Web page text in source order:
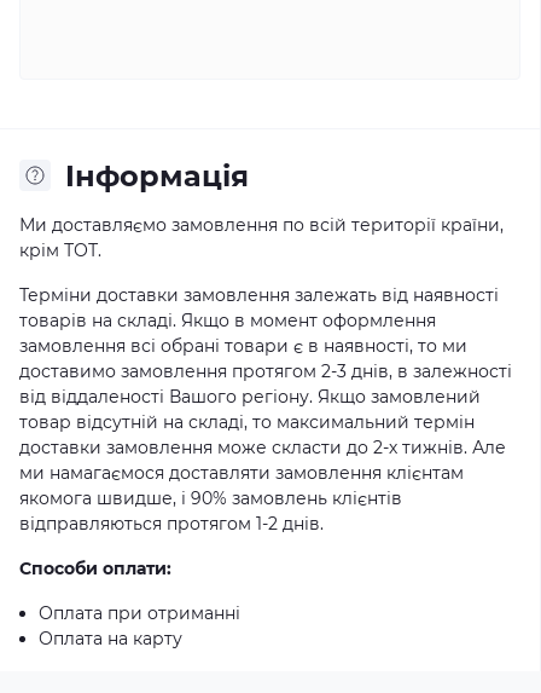
Iнформація
Ми доставляємо замовлення по всій території країни,
крім ТОТ.
Терміни доставки замовлення залежать від наявності
товарів на складі. Якщо в момент оформлення
замовлення всі обрані товари є в наявності, то ми
доставимо замовлення протягом 2-3 днів, в залежності
від віддаленості Вашого регіону. Якщо замовлений
товар відсутній на складі, то максимальний термін
доставки замовлення може скласти до 2-х тижнів. Але
ми намагаємося доставляти замовлення клієнтам
якомога швидше, і 90% замовлень клієнтів
відправляються протягом 1-2 днів.
Способи оплати:
Оплата при отриманні
Оплата на карту